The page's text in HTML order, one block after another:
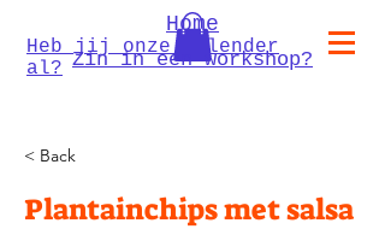
Heb jij onze kalender
al? Zin in een workshop?
Home
< Back
Plantainchips met salsa